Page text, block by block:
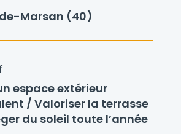
Marsan (40)
espace extérieur
/ Valoriser la terrasse
du soleil toute l’année